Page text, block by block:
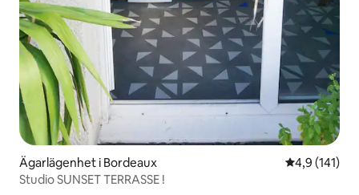
Ägarlägenhet i Bordeaux 4,9 av 5 i
4,9 (141)
Studio SUNSET TERRASSE !